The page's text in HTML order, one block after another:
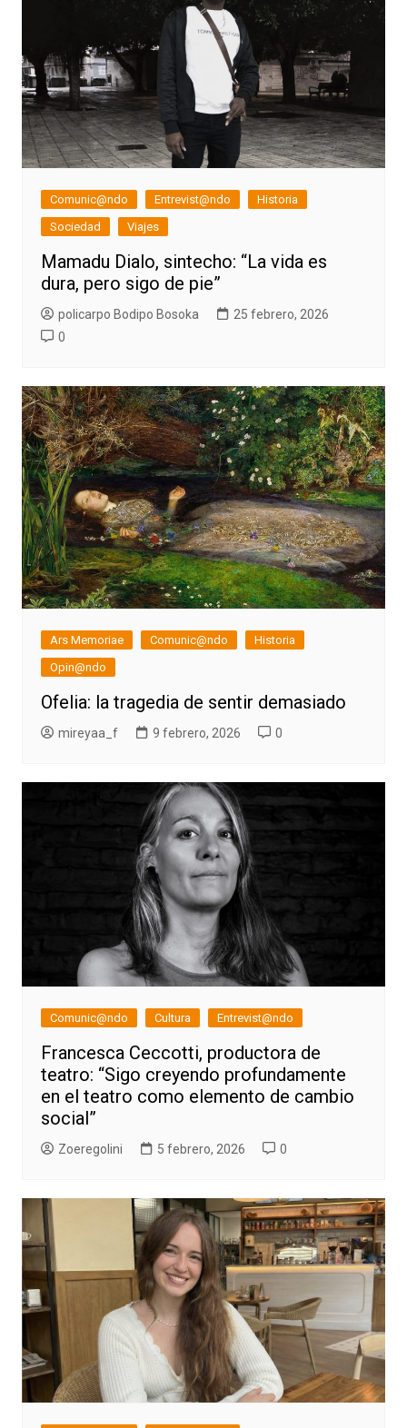
Comunic@ndo Entrevist@ndo
Historia
Sociedad
Viajes
Mamadu Dialo, sintecho: “La vida es
dura, pero sigo de pie”
policarpo Bodipo Bosoka
25 febrero, 2026
0
Ars Memoriae Comunic@ndo
Historia
Opin@ndo
Ofelia: la tragedia de sentir demasiado
mireyaa_f 9 febrero, 2026 0
Comunic@ndo Cultura Entrevist@ndo
Francesca Ceccotti, productora de
teatro: “Sigo creyendo profundamente
en el teatro como elemento de cambio
social”
Zoeregolini 5 febrero, 2026 0